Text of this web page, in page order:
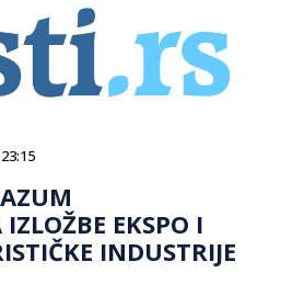
EKSPO I
INDUSTRIJE